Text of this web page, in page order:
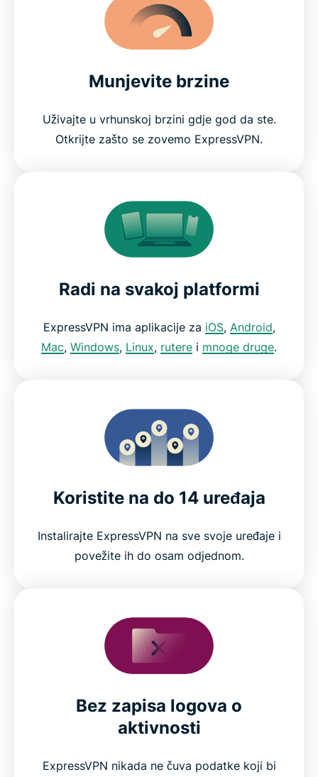
Munjevite brzine
Uživajte u vrhunskoj brzini gdje god da ste.
Otkrijte zašto se zovemo ExpressVPN.
Radi na svakoj platformi
ExpressVPN ima aplikacije za iOS, Android,
Mac, Windows, Linux, rutere i mnoge druge.
Koristite na do 14 uređaja
Instalirajte ExpressVPN na sve svoje uređaje i
povežite ih do osam odjednom.
Bez zapisa logova o
aktivnosti
ExpressVPN nikada ne čuva podatke koji bi